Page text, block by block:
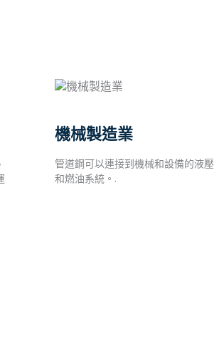
機械製造業
管道鋼可以連接到機械和設備的液壓
和燃油系統。.